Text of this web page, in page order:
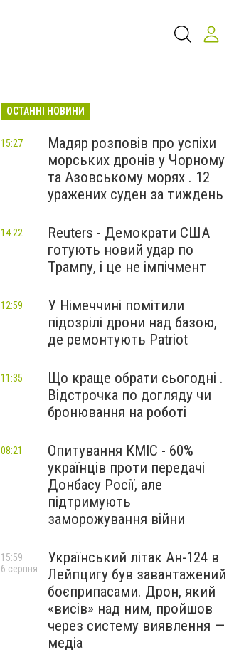
ОСТАННІ НОВИНИ
Мадяр розповів про успіхи
морських дронів у Чорному
та Азовському морях . 12
уражених суден за тиждень
15:27
Reuters - Демократи США
готують новий удар по
Трампу, і це не імпічмент
14:22
У Німеччині помітили
підозрілі дрони над базою,
де ремонтують Patriot
12:59
Що краще обрати сьогодні .
Відстрочка по догляду чи
бронювання на роботі
11:35
Опитування КМІС - 60%
українців проти передачі
Донбасу Росії, але
підтримують
заморожування війни
08:21
Український літак Ан-124 в
Лейпцигу був завантажений
боєприпасами. Дрон, який
«висів» над ним, пройшов
через систему виявлення —
медіа
15:59
6 серпня